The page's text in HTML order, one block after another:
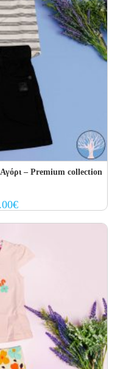
– Premium collection
€Current
price